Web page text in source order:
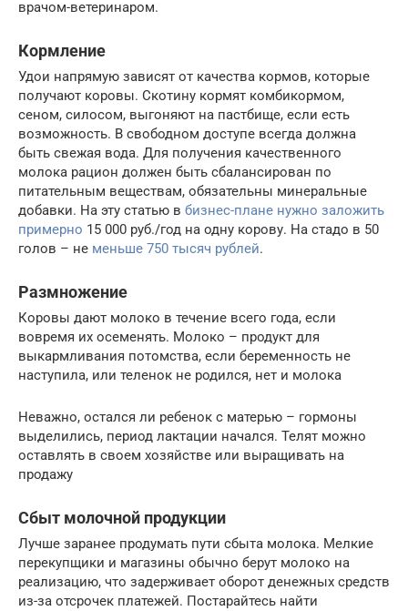
врачом-ветеринаром.
Кормление
Удои напрямую зависят от качества кормов, которые
получают коровы. Скотину кормят комбикормом,
сеном, силосом, выгоняют на пастбище, если есть
возможность. В свободном доступе всегда должна
быть свежая вода. Для получения качественного
молока рацион должен быть сбалансирован по
питательным веществам, обязательны минеральные
добавки. На эту статью в бизнес-плане нужно заложить
примерно 15 000 руб./год на одну корову. На стадо в 50
голов – не меньше 750 тысяч рублей.
Размножение
Коровы дают молоко в течение всего года, если
вовремя их осеменять. Молоко – продукт для
выкармливания потомства, если беременность не
наступила, или теленок не родился, нет и молока
Неважно, остался ли ребенок с матерью – гормоны
выделились, период лактации начался. Телят можно
оставлять в своем хозяйстве или выращивать на
продажу
Сбыт молочной продукции
Лучше заранее продумать пути сбыта молока. Мелкие
перекупщики и магазины обычно берут молоко на
реализацию, что задерживает оборот денежных средств
из-за отсрочек платежей. Постарайтесь найти